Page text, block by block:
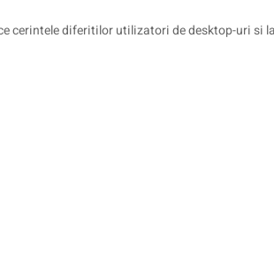
cerintele diferitilor utilizatori de desktop-uri si